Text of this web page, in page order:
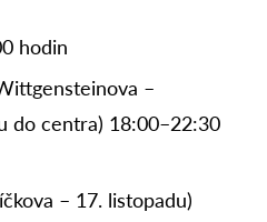
hodin
–
do centra) 18:00–22:30
– 17. listopadu)